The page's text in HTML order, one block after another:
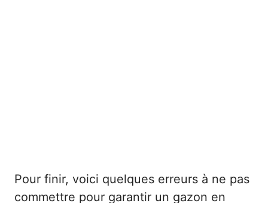
Pour finir, voici quelques erreurs à ne pas
commettre pour garantir un gazon en